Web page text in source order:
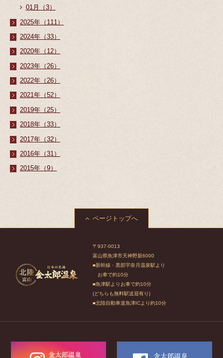
01月（3）
2025年（111）
2024年（33）
2020年（12）
2023年（26）
2022年（26）
2021年（52）
2019年（25）
2018年（33）
2017年（32）
2016年（31）
2015年（9）
ページトップへ
〒937-0013
富山県魚津市天神野新6000
■新幹線・黒部宇奈月温泉駅より
お車で約10分
■魚津駅よりお車で約10分
(どちらも無料駅送迎有り)
■北陸自動車道魚津ICより約10分